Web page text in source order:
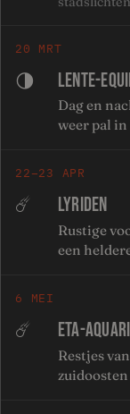
20 MRT
🌗 LENTE-
Dag en
weer pal
22–23 APR
☄️ LYRIDEN
Rustige
een
6 MEI
☄️ ETA-
Restjes